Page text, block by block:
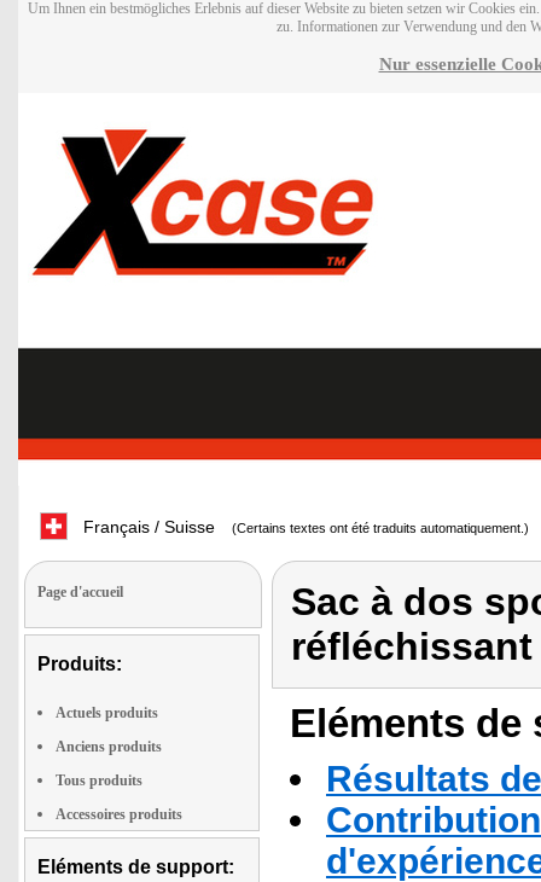
Um Ihnen ein bestmögliches Erlebnis auf dieser Website zu bieten setzen wir Cookies
zu. Informationen zur Verwendung und den
Nur essenzielle
Français / Suisse (Certains textes ont été traduits automatiquement.)
Page d'accueil
Produits:
Actuels produits
Anciens produits
Tous produits
Accessoires produits
Eléments de support:
Sac à dos
réfléchissant
Eléments
Résultats